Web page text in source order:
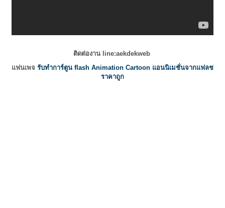
ติดต่องาน line:aekdekweb
แฟนเพจ รับทำการ์ตูน flash Animation Cartoon แอนนิเมชั่นจากแฟลช
ราคาถูก